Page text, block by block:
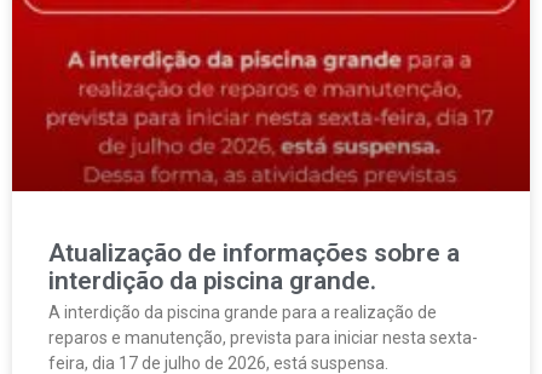
Atualização de informações sobre a
interdição da piscina grande.
A interdição da piscina grande para a realização de
reparos e manutenção, prevista para iniciar nesta sexta-
feira, dia 17 de julho de 2026, está suspensa.